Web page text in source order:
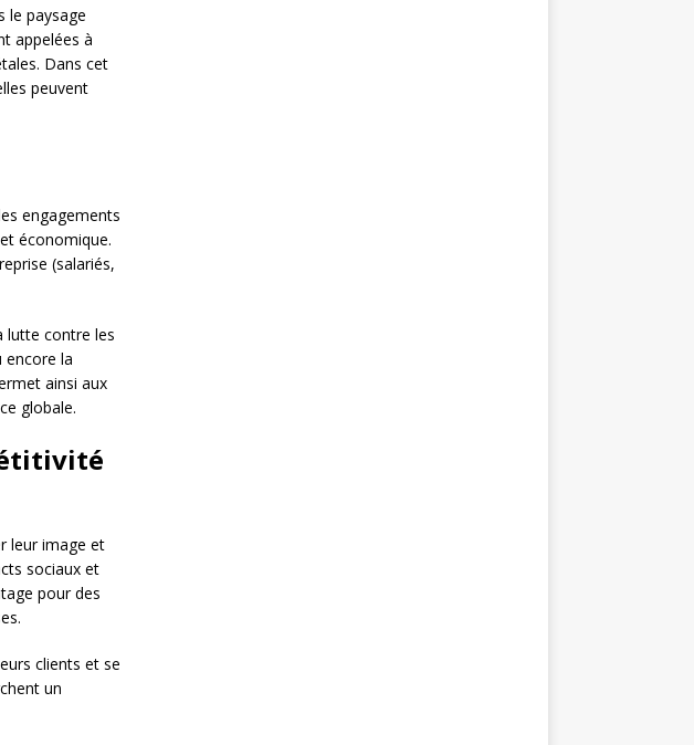
le paysage
appelées à
Dans cet
peuvent
engagements
économique.
(salariés,
lutte contre les
encore la
ainsi aux
globale.
leur image et
sociaux et
pour des
clients et se
un